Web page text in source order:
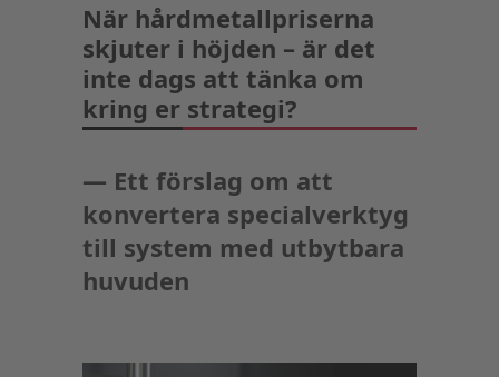
När hårdmetallpriserna
skjuter i höjden – är det
inte dags att tänka om
kring er strategi?
— Ett förslag om att
konvertera specialverktyg
till system med utbytbara
huvuden